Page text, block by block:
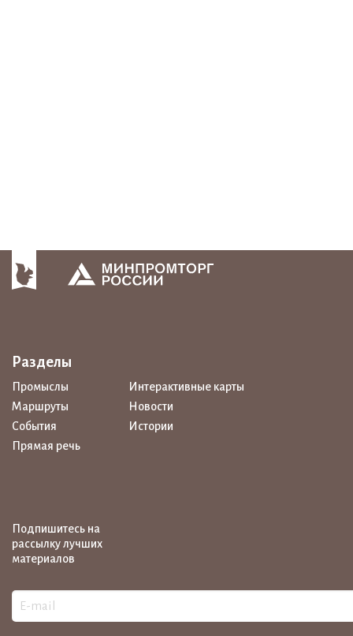
Разделы
Промыслы
Интерактивные карты
Маршруты
Новости
События
Истории
Прямая речь
Подпишитесь на
рассылку лучших
материалов